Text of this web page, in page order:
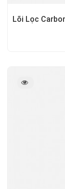
Lõi Lọc